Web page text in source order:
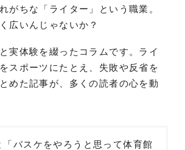
がちな「ライター」という職業。
広いんじゃないか？
実体験を綴ったコラムです。ライ
スポーツにたとえ、失敗や反省を
めた記事が、多くの読者の心を動
「バスケをやろうと思って体育館